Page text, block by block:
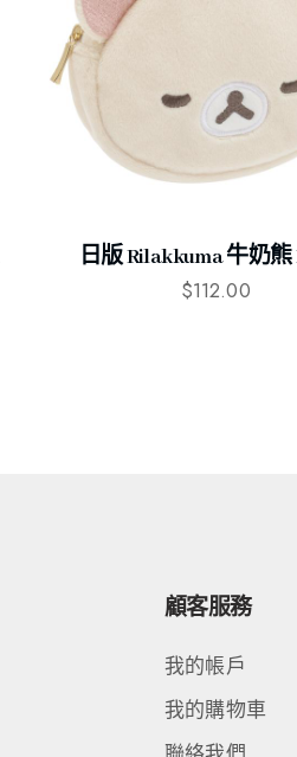
日版 Rilakkuma 牛奶熊
$112.00
顧客服務
我的帳戶
我的購物車